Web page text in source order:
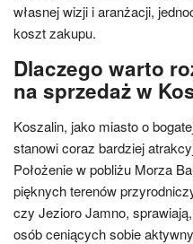
własnej wizji i aranżacji,
koszt zakupu.
Dlaczego warto
na sprzedaż w
Koszalin, jako miasto o
stanowi coraz bardziej
Położenie w pobliżu Morza
pięknych terenów
czy Jezioro Jamno,
osób ceniących sobie